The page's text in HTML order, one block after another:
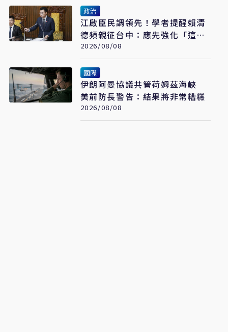
政治
江啟臣民調領先！學者提醒賴清
德頻親征台中：應先強化「這部
分」
2026/08/08
國際
伊朗阿曼協議共管荷姆茲海峽
美前防長警告：結果將非常糟糕
2026/08/08